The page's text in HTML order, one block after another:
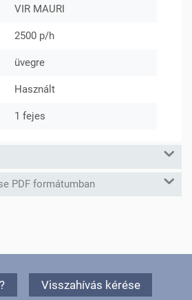
VIR MAURI
2500 p/h
üvegre
Használt
1 fejes
PDF formátumban
Visszahívás kérése